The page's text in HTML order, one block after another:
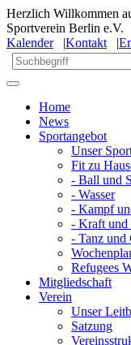
Herzlich Willkommen
Sportverein Berlin e.V.
Kalender|Kontakt |
Home
News
Sportangebot
Unser
Fit zu
- Ball und
- Wasser
- Kampf
- Kraft
- Tanz und
Refugees
Mitgliedschaft
Verein
Unser
Satzung